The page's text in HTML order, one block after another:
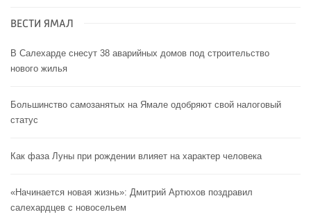
ВЕСТИ ЯМАЛ
В Салехарде снесут 38 аварийных домов под строительство
нового жилья
Большинство самозанятых на Ямале одобряют свой налоговый
статус
Как фаза Луны при рождении влияет на характер человека
«Начинается новая жизнь»: Дмитрий Артюхов поздравил
салехардцев с новосельем